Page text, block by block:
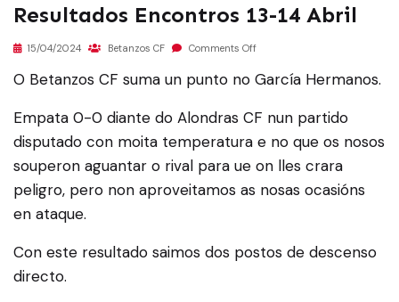
Resultados Encontros 13-14 Abril
15/04/2024 Betanzos CF Comments Off
O Betanzos CF suma un punto no García Hermanos.
Empata 0-0 diante do Alondras CF nun partido
disputado con moita temperatura e no que os nosos
souperon aguantar o rival para ue on lles crara
peligro, pero non aproveitamos as nosas ocasións
en ataque.
Con este resultado saimos dos postos de descenso
directo.